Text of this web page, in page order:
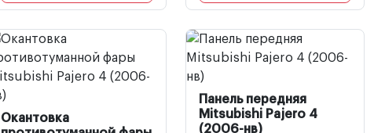
Окантовка
Панель передняя
Mitsubishi Pajero 4
(2006-нв)